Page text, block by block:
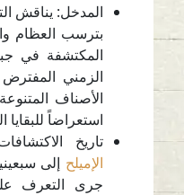
المدخل: يناقش
بترسب العظام
المكتشفة في
الزمني المفترض
الأصناف
استعراضاً للبقايا
تاريخ
الإميلحإلى
جرى التعرف